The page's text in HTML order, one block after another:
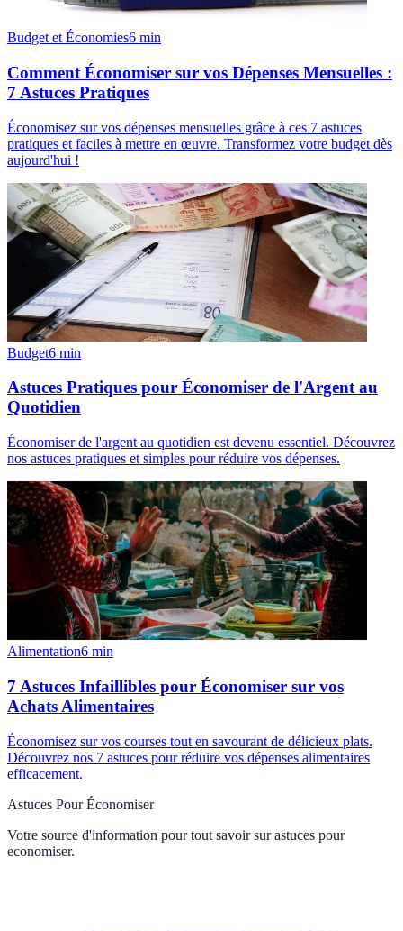
Budget et Économies6 min
Comment Économiser sur vos Dépenses Mensuelles :
7 Astuces Pratiques
Économisez sur vos dépenses mensuelles grâce à ces 7 astuces
pratiques et faciles à mettre en œuvre. Transformez votre budget dès
aujourd'hui !
Budget6 min
Astuces Pratiques pour Économiser de l'Argent au
Quotidien
Économiser de l'argent au quotidien est devenu essentiel. Découvrez
nos astuces pratiques et simples pour réduire vos dépenses.
Alimentation6 min
7 Astuces Infaillibles pour Économiser sur vos
Achats Alimentaires
Économisez sur vos courses tout en savourant de délicieux plats.
Découvrez nos 7 astuces pour réduire vos dépenses alimentaires
efficacement.
Astuces Pour Économiser
Votre source d'information pour tout savoir sur astuces pour
economiser.